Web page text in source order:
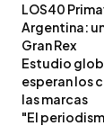
LOS40
Argentina:
Gran Rex
Estudio
esperan los
las marcas
"El